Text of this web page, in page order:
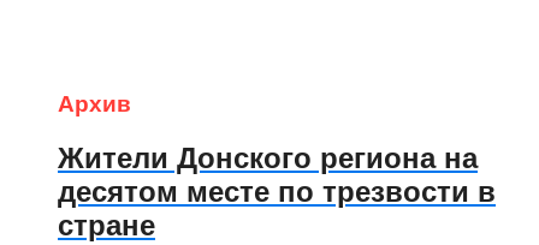
Архив
Жители Донского региона на
десятом месте по трезвости в
стране